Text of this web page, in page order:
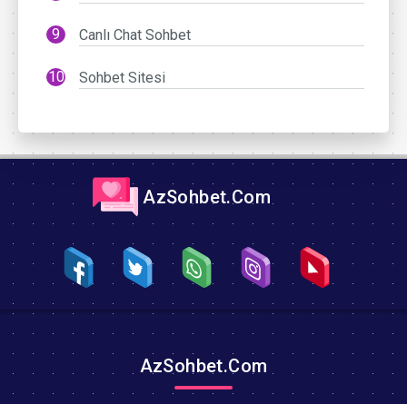
Canlı Chat Sohbet
Sohbet Sitesi
AzSohbet.Com
AzSohbet.Com